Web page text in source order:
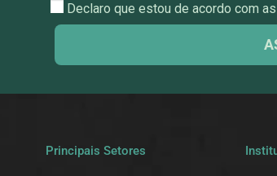
Declaro que estou de acordo com
Principais Setores